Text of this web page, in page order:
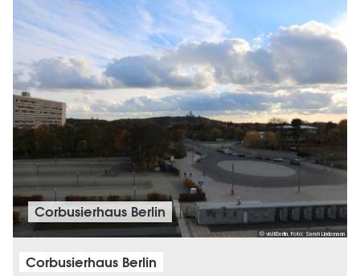
© visitBerlin, Foto: Sarah Lindemann
Corbusierhaus Berlin
Corbusierhaus Berlin